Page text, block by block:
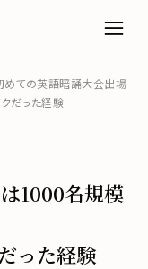
めての英語暗誦大会出場
だった経験
1000名規模
った経験